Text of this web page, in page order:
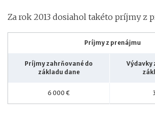
Za rok 2013 dosiahol takéto príjmy z
Príjmy z prenájmu
Príjmy zahrňované do
základu dane
Výdavky
6 000 €